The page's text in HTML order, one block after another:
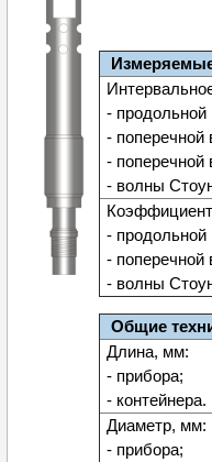
-
-
-
- волны
- продольной
-
- волны
Общие
Длина, мм:
- прибора;
- контейнера.
Диаметр, мм:
- прибора;